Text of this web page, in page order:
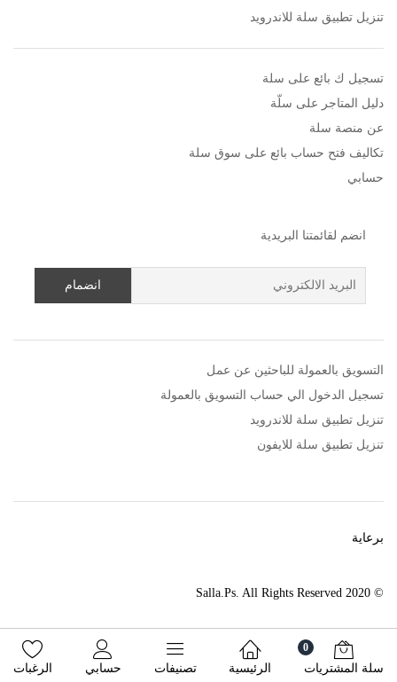
تنزيل تطبيق سلة للاندرويد
تسجيل ك بائع على سلة
دليل المتاجر على سلّة
عن منصة سلة
تكاليف فتح حساب بائع على سوق سلة
حسابي
انضم لقائمتنا البريدية
التسويق بالعمولة للباحثين عن عمل
تسجيل الدخول الي حساب التسويق بالعمولة
تنزيل تطبيق سلة للاندرويد
تنزيل تطبيق سلة للايفون
© 2020 Salla.Ps. All Rights Reserved
برعاية
0
سلة المشتريات الرئيسية تصنيفات حسابي الرغبات